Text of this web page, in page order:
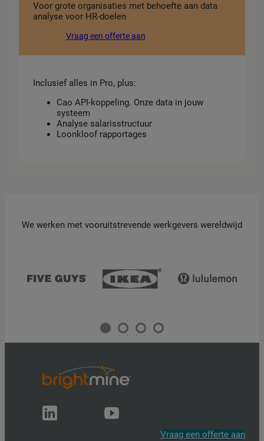
Voor grote organisaties met behoefte aan data
analyse voor HR-doelen
Vraag een offerte aan
Inclusief alles in Pro, plus:
Cao API-koppeling. Onze data in jouw
systeem
Analyse salarisstructuur
Loonkloof rapportages
We werken met vooruitstrevende werkgevers wereldwijd
Vraag een offerte aan